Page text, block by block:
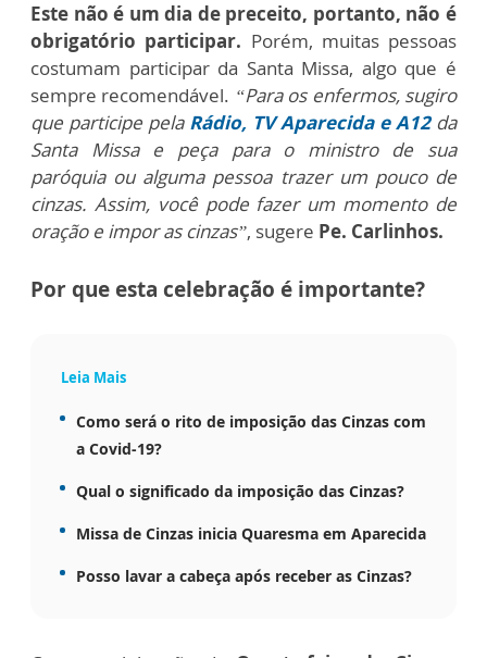
Este não é um dia de preceito, portanto, não é
obrigatório participar. Porém, muitas pessoas
costumam participar da Santa Missa, algo que é
sempre recomendável. “Para os enfermos, sugiro
que participe pelaRádio, TV Aparecida e A12da
Santa Missa e peça para o ministro de sua
paróquia ou alguma pessoa trazer um pouco de
cinzas. Assim, você pode fazer um momento de
oração e impor as cinzas”, sugere Pe. Carlinhos.
Por que esta celebração é importante?
Leia Mais
Como será o rito de imposição das Cinzas com
a Covid-19?
Qual o significado da imposição das Cinzas?
Missa de Cinzas inicia Quaresma em Aparecida
Posso lavar a cabeça após receber as Cinzas?